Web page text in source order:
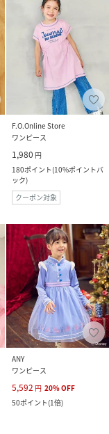
F.O.Online Store
ワンピース
1,980 円
180ポイント(10%ポイントバ
ック)
クーポン対象
ANY
ワンピース
5,592 円 20%OFF
50ポイント(1倍)